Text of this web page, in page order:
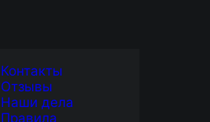
Контакты
Отзывы
Наши дела
Правила